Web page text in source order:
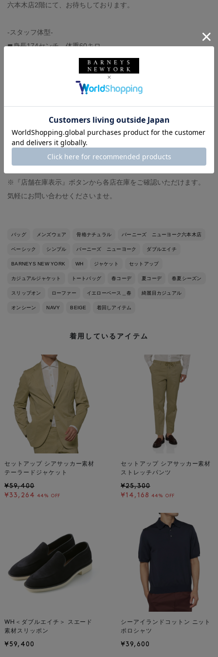
六本木店2階にて、お待ちしております。
-スタッフ体型-
◼︎身長174センチ、体重60キロ
◼︎イタリアサイズ44-46（モデルにより）
オンラインストアで商品が売切れの際は
※『再入荷お知らせ』ボタンから再入荷時にメールでお知らせで
※『店舗在庫表示』ボタンから各店在庫をご確認いただけます。
気軽にお問い合わせくださいませ。
バッグ メンズウェア 骨格ナチュラル バーニーズ ニューヨーク六本木店
ベーシック シンプル バーニーズ ニューヨーク ダブルエイチ
BARNEYS NEW YORK WH ジャケット セットアップ
カジュアルジャケット トートバッグ 春コーデ 夏コーデ 春夏シーズン
スリップオン ローファー イエローベース＿春 綺麗目カジュアル
オンシーン NAVY BEIGE 着回しアイテム
着用しているアイテム
セットアップ シアサッカー素材
テーラードジャケット
¥59,400
¥33,264 44% OFF
セットアップ シアサッカー素材
ストレッチパンツ
¥25,300
¥14,168 44% OFF
WH＜ダブルエイチ＞ スエード
素材スリッポン
¥59,400
シーアイランドコットン ニット
ポロシャツ
¥39,600